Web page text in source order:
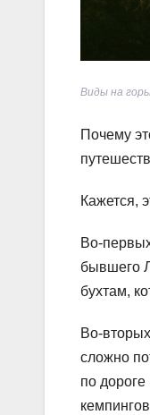
Виды на
Почему
Кажется,
Во-
бывшего
бухтам,
Во-
сложно
по